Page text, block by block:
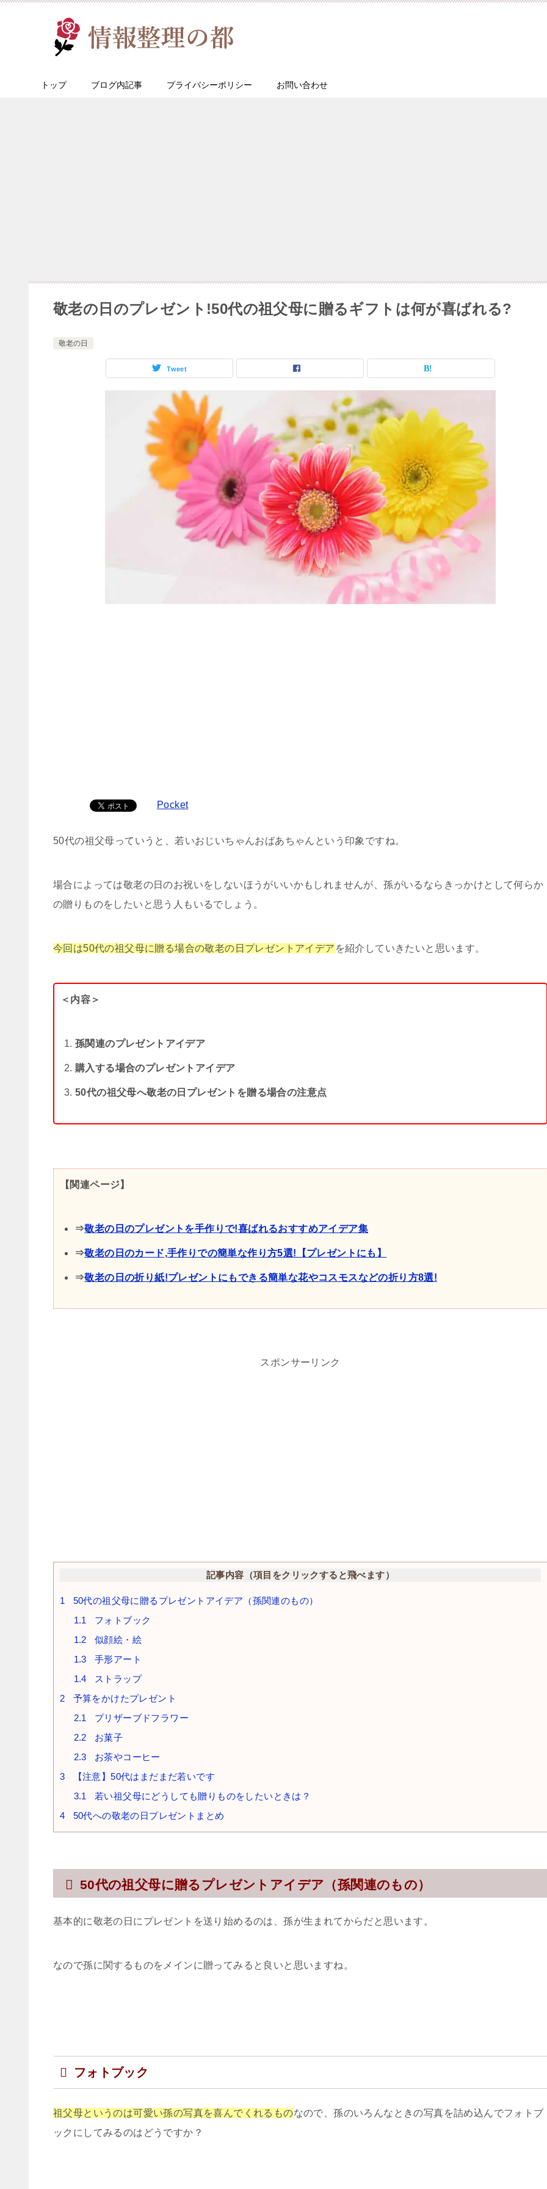
トップ ブログ内記事 プライバシーポリシー お問い合わせ
敬老の日のプレゼント!50代の祖父母に贈るギフトは何が喜ばれる?
敬老の日
Tweet
Pocket
50代の祖父母っていうと、若いおじいちゃんおばあちゃんという印象ですね。
場合によっては敬老の日のお祝いをしないほうがいいかもしれませんが、孫がいるならきっかけとして何らか
の贈りものをしたいと思う人もいるでしょう。
今回は50代の祖父母に贈る場合の敬老の日プレゼントアイデア を紹介していきたいと思います。
＜内容＞
孫関連のプレゼントアイデア
購入する場合のプレゼントアイデア
50代の祖父母へ敬老の日プレゼントを贈る場合の注意点
【関連ページ】
⇒敬老の日のプレゼントを手作りで!喜ばれるおすすめアイデア集
⇒敬老の日のカード,手作りでの簡単な作り方5選!【プレゼントにも】
⇒敬老の日の折り紙!プレゼントにもできる簡単な花やコスモスなどの折り方8選!
スポンサーリンク
記事内容（項目をクリックすると飛べます）
1 50代の祖父母に贈るプレゼントアイデア（孫関連のもの）
1.1
フォトブック
1.2 似顔絵・絵
1.3 手形アート
1.4 ストラップ
2 予算をかけたプレゼント
2.1
プリザーブドフラワー
2.2 お菓子
2.3 お茶やコーヒー
3 【注意】50代はまだまだ若いです
3.1
若い祖父母にどうしても贈りものをしたいときは？
4 50代への敬老の日プレゼントまとめ
50代の祖父母に贈るプレゼントアイデア（孫関連のもの）
基本的に敬老の日にプレゼントを送り始めるのは、孫が生まれてからだと思います。
なので孫に関するものをメインに贈ってみると良いと思いますね。
フォトブック
祖父母というのは可愛い孫の写真を喜んでくれるものなので、孫のいろんなときの写真を詰め込んでフォトブ
ックにしてみるのはどうですか？